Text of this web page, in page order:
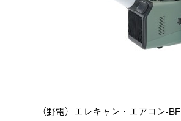
（野電）エレキャン・エアコン-BF